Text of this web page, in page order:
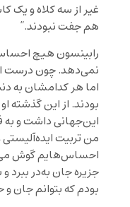
غیر از سه کلاه و یک
هم جفت نبودند.”
رابینسون هیچ
نمی‌دهد. چون درست
اما هر کدامشان به
بودند. از این گذشته
این‌جهانی داشت و به
من تربیت
احساس‌هایم گوش
جزیره جان به‌در ببرد
بودم که بتوانم جان و